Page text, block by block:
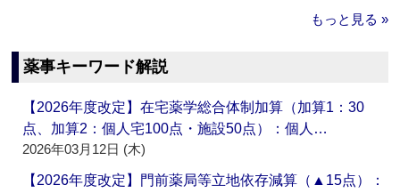
もっと見る »
薬事キーワード解説
【2026年度改定】在宅薬学総合体制加算（加算1：30
点、加算2：個人宅100点・施設50点）：個人…
2026年03月12日 (木)
【2026年度改定】門前薬局等立地依存減算（▲15点）：